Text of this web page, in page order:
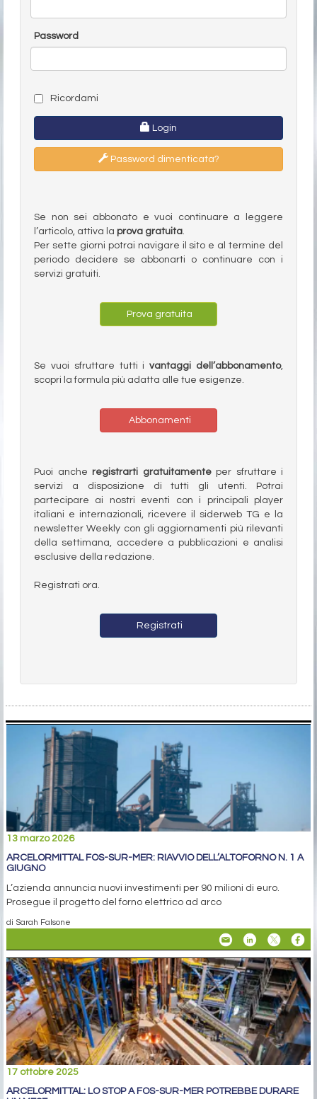
Password
Ricordami
Login
Password dimenticata?
Se non sei abbonato e vuoi continuare a leggere
l’articolo, attiva la prova gratuita.
Per sette giorni potrai navigare il sito e al termine del
periodo decidere se abbonarti o continuare con i
servizi gratuiti.
Prova gratuita
Se vuoi sfruttare tutti ivantaggi dell’abbonamento,
scopri la formula più adatta alle tue esigenze.
Abbonamenti
Puoi anche registrarti gratuitamenteper sfruttare i
servizi a disposizione di tutti gli utenti. Potrai
partecipare ai nostri eventi con i principali player
italiani e internazionali, ricevere il siderweb TG e la
newsletter Weekly con gli aggiornamenti più rilevanti
della settimana, accedere a pubblicazioni e analisi
esclusive della redazione.
Registrati ora.
Registrati
13 marzo 2026
ARCELORMITTAL FOS-SUR-MER: RIAVVIO DELL’ALTOFORNO N. 1 A
GIUGNO
L’azienda annuncia nuovi investimenti per 90 milioni di euro.
Prosegue il progetto del forno elettrico ad arco
di Sarah Falsone
17 ottobre 2025
ARCELORMITTAL: LO STOP A FOS-SUR-MER POTREBBE DURARE